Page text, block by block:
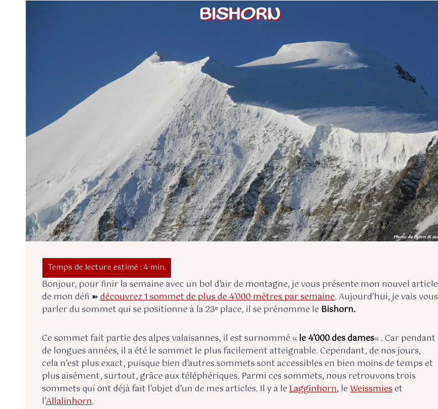
Bonjour, pour finir la semaine avec un bol d’air de montagne, je vous présente mon nouvel article
de mon défi ➽découvrez 1 sommet de plus de 4’000 mètres par semaine. Aujourd’hui, je vais vous
parler du sommet qui se positionne à la 23ᵉ place, il se prénomme le Bishorn.
Ce sommet fait partie des alpes valaisannes, il est surnommé «le 4’000 des dames« . Car pendant
de longues années, il a été le sommet le plus facilement atteignable. Cependant, de nos jours,
cela n’est plus exact, puisque bien d’autres sommets sont accessibles en bien moins de temps et
plus aisément, surtout, grâce aux téléphériques. Parmi ces sommets, nous retrouvons trois
sommets qui ont déjà fait l’objet d’un de mes articles. Il y a leLagginhorn, leWeissmieset
l’Allalinhorn.